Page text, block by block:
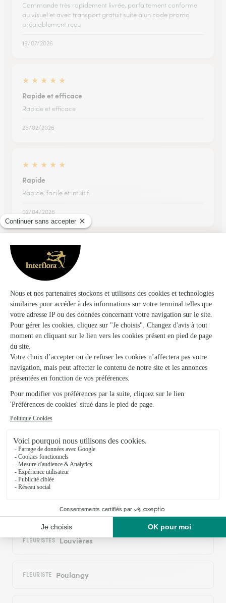
Commande très rapidement livrée, parfaitement conforme
au visuel et avec transport gratuit suite à un code promo
préalablement reçu
15/07/2026
★ ★ ★ ★ ★
Rapide et efficace
Rapide et efficace
26/02/2026
★ ★ ★ ★ ★
Rapide
Rapide, facile et intuitif.
02/04/2026
les avis de la marque Interflora sur Trustpilot
Livraison de fleurs à Mandres-la-Côte et
autour : les villes proches couvertes par le
réseau Interflora
FLEURISTE Sarcey
FLEURISTE Lanques-sur-Rognon
FLEURISTE Nogent
FLEURISTES Ageville
Biesles
FLEURISTES Louvières
FLEURISTE Poulangy